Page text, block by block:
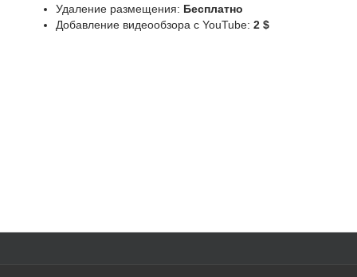
Удаление размещения: Бесплатно
Добавление видеообзора с YouTube: 2 $